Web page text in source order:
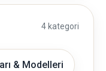
4 kategori
& Modelleri